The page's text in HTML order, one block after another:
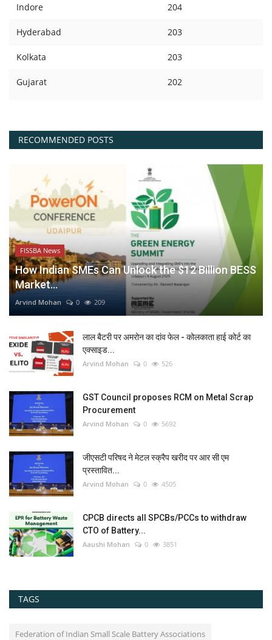
Indore 204
Hyderabad 203
Kolkata 203
Gujarat 202
RECOMMENDED POSTS
FISSBA News
How Indian SMEs Can Unlock the $12 Billion BESS
Market...
Arvind Mohan 0 209
लाल बैटरी पर अमरोन का दांव फेल - कोलकाता हाई कोर्ट का
एक्साइड...
Arvind Mohan 0 526
GST Council proposes RCM on Metal Scrap
Procurement
Arvind Mohan 0 5692
जीएसटी परिषद ने मेटल स्क्रैप खरीद पर आर सी एम
प्रस्तावित...
Arvind Mohan 0 4505
CPCB directs all SPCBs/PCCs to withdraw
CTO of Battery...
Aaushi Mohan 0 3851
TAGS
Federation of Indian Small Scale Battery Associations